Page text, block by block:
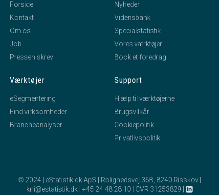
Forside
Kontakt
Om os
Job
Pressen skrev
Nyheder
Vidensbank
Specialstatistik
Vores værktøjer
Book et foredrag
Værktøjer
eSegmentering
Find virksomheder
Brancheanalyser
Support
Hjælp til værktøjerne
Brugsvilkår
Cookiepolitik
Privatlivspolitik
© 2024 | eStatistik.dk ApS | Rolighedsvej 36B, 8240 Risskov |
kni@estatistik.dk +45 24 48 28 10 CVR 31253829